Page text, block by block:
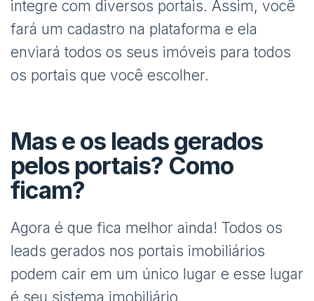
integre com diversos portais. Assim, você
fará um cadastro na plataforma e ela
enviará todos os seus imóveis para todos
os portais que você escolher.
Mas e os leads gerados
pelos portais? Como
ficam?
Agora é que fica melhor ainda! Todos os
leads gerados nos portais imobiliários
podem cair em um único lugar e esse lugar
é seu sistema imobiliário.